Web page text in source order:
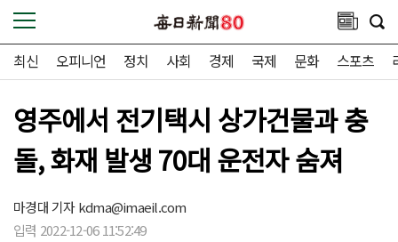
최신 오피니언 정치 사회 경제 국제 문화 스포츠
영주에서 전기택시 상가건물과 충
돌, 화재 발생 70대 운전자 숨져
마경대 기자kdma@imaeil.com
입력 2022-12-06 11:52:49